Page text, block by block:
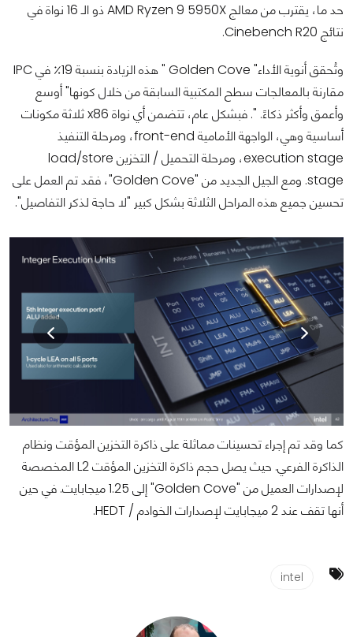
حد ما، يقترب من معالج AMD Ryzen 9 5950X ذو الـ 16 نواة في
نتائج Cinebench R20.
وتُحقق أنوية الأداء" Golden Cove " هذه الزيادة بنسبة 19٪ في IPC
مقارنة بالمعالجات سطح المكتبية السابقة من خلال كونها" أوسع
وأعمق وأكثر ذكاءً. ". فبشكل عام، تتضمن أي نواة x86 ثلاثة مكونات
أساسية وهي، الواجهة الأمامية front-end، ومرحلة التنفيذ
execution stage، ومرحلة التحميل / التخزين load/store
stage. ومع الجيل الجديد من "Golden Cove"، فقد تم العمل على
تحسين جميع هذه المراحل الثلاثة بشكل كبير "لا حاجة لذكر التفاصيل".
كما وقد تم إجراء تحسينات مماثلة على ذاكرة التخزين المؤقت ونظام
الذاكرة الفرعي. حيث يصل حجم ذاكرة التخزين المؤقت L2 المخصصة
لإصدارات العميل من "Golden Cove" إلى 1.25 ميجابايت. في حين
أنها تقف عند 2 ميجابايت لإصدارات الخوادم / HEDT.
intel